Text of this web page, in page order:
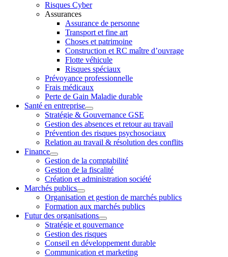
Risques Cyber
Assurances
Assurance de personne
Transport et fine art
Choses et patrimoine
Construction et RC maître d’ouvrage
Flotte véhicule
Risques spéciaux
Prévoyance professionnelle
Frais médicaux
Perte de Gain Maladie durable
Santé en entreprise
Stratégie & Gouvernance GSE
Gestion des absences et retour au travail
Prévention des risques psychosociaux
Relation au travail & résolution des conflits
Finance
Gestion de la comptabilité
Gestion de la fiscalité
Création et administration société
Marchés publics
Organisation et gestion de marchés publics
Formation aux marchés publics
Futur des organisations
Stratégie et gouvernance
Gestion des risques
Conseil en développement durable
Communication et marketing